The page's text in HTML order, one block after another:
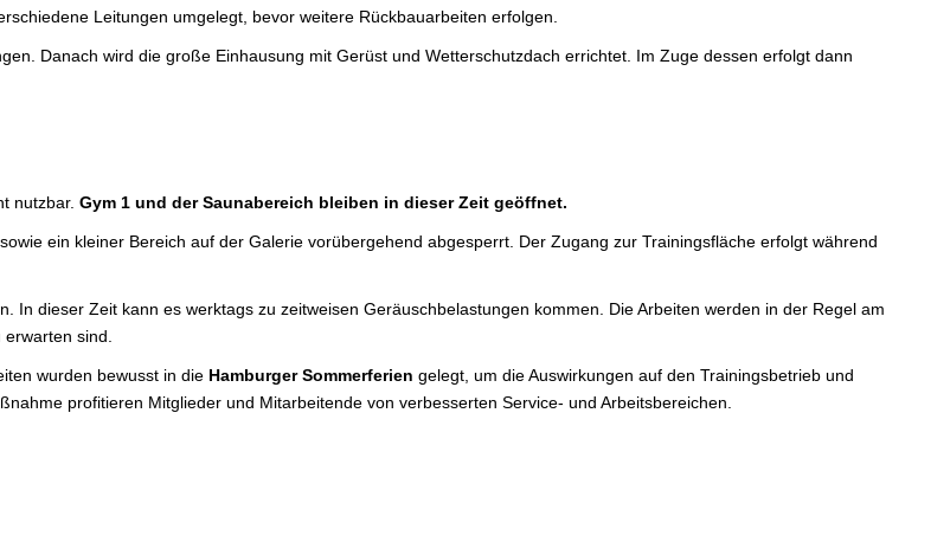
Leitungen umgelegt, bevor weitere Rückbauarbeiten erfolgen.
Danach wird die große Einhausung mit Gerüst und Wetterschutzdach errichtet. Im Zuge dessen erfolgt dann
nutzbar.Gym 1 und der Saunabereich bleiben in dieser Zeit geöffnet.
ein kleiner Bereich auf der Galerie vorübergehend abgesperrt. Der Zugang zur Trainingsfläche erfolgt während
In dieser Zeit kann es werktags zu zeitweisen Geräuschbelastungen kommen. Die Arbeiten werden in der Regel am
sind.
wurden bewusst in die Hamburger Sommerferien gelegt, um die Auswirkungen auf den Trainingsbetrieb und
profitieren Mitglieder und Mitarbeitende von verbesserten Service- und Arbeitsbereichen.